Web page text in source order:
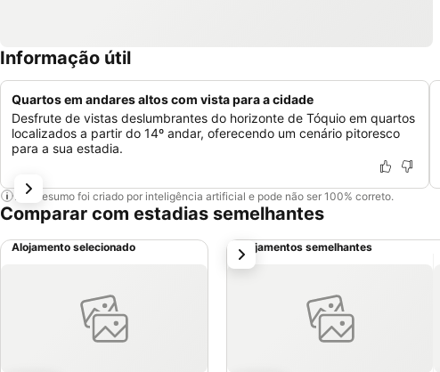
Informação útil
Quartos em andares altos com vista para a cidade
Desfrute de vistas deslumbrantes do horizonte de Tóquio em quartos
localizados a partir do 14º andar, oferecendo um cenário pitoresco
para a sua estadia.
Este resumo foi criado por inteligência artificial e pode não ser 100% correto.
Comparar com estadias semelhantes
Alojamento selecionado Alojamentos semelhantes
próximo